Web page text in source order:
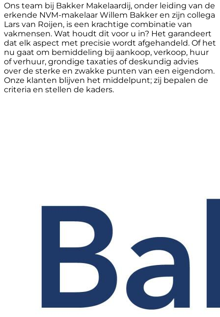
Ons team bij Bakker Makelaardij, onder leiding van de
erkende NVM-makelaar Willem Bakker en zijn collega
Lars van Roijen, is een krachtige combinatie van
vakmensen. Wat houdt dit voor u in? Het garandeert
dat elk aspect met precisie wordt afgehandeld. Of het
nu gaat om bemiddeling bij aankoop, verkoop, huur
of verhuur, grondige taxaties of deskundig advies
over de sterke en zwakke punten van een eigendom.
Onze klanten blijven het middelpunt; zij bepalen de
criteria en stellen de kaders.